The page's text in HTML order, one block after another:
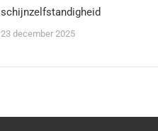
schijnzelfstandigheid
23 december 2025